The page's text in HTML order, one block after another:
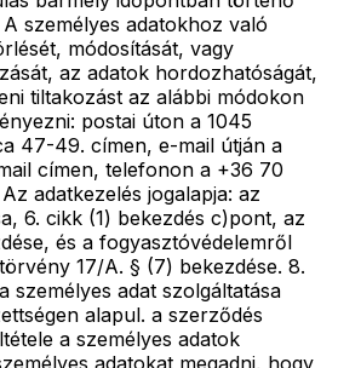
személyes adatokhoz való
módosítását, vagy
az adatok hordozhatóságát,
tiltakozást az alábbi módokon
postai úton a 1045
47-49. címen, e-mail útján a
címen, telefonon a +36 70
adatkezelés jogalapja: az
6. cikk (1) bekezdés c)pont, az
és a fogyasztóvédelemről
17/A. § (7) bekezdése. 8.
személyes adat szolgáltatása
alapul. a szerződés
a személyes adatok
adatokat megadni, hogy